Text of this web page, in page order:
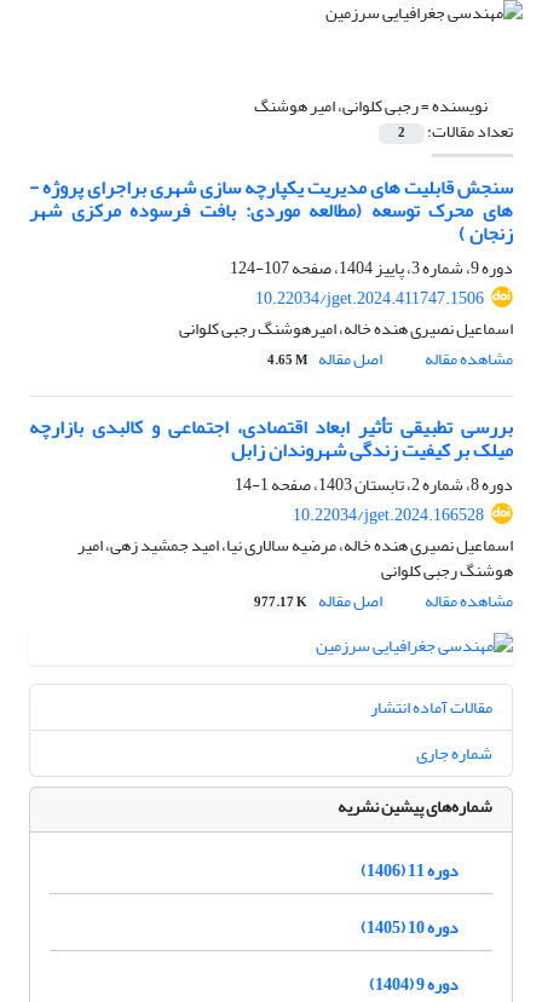
نویسنده =رجبی کلوانی، امیر هوشنگ
تعداد مقالات: 2
سنجش قابلیت­ های مدیریت یکپارچه ­سازی شهری براجرای پروژه ­
های محرک توسعه (مطالعه موردی: بافت فرسوده مرکزی شهر
زنجان )
دوره 9، شماره 3، پاییز 1404، صفحه
107-124
10.22034/jget.2024.411747.1506
اسماعیل نصیری هنده خاله، امیرهوشنگ رجبی کلوانی
مشاهده مقاله
اصل مقاله 4.65 M
بررسی تطبیقی تأثیر ابعاد اقتصادی، اجتماعی و کالبدی بازارچه
میلک بر کیفیت زندگی شهروندان زابل
دوره 8، شماره 2، تابستان 1403، صفحه
1-14
10.22034/jget.2024.166528
اسماعیل نصیری هنده خاله، مرضیه سالاری نیا، امید جمشید زهی، امیر
هوشنگ رجبی کلوانی
مشاهده مقاله
اصل مقاله 977.17 K
مقالات آماده انتشار
شماره جاری
شماره‌های پیشین نشریه
دوره 11 (1406)
دوره 10 (1405)
دوره 9 (1404)